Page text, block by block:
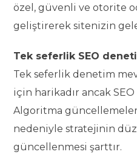
özel, güvenli ve otorite
geliştirerek sitenizin
Tek seferlik SEO
Tek seferlik denetim
için harikadır ancak
Algoritma
nedeniyle stratejinin
güncellenmesi şarttır.